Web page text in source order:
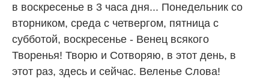
в воскресенье в 3 часа дня... Понедельник со
вторником, среда с четвергом, пятница с
субботой, воскресенье - Венец всякого
Творенья! Творю и Сотворяю, в этот день, в
этот раз, здесь и сейчас. Веленье Слова!